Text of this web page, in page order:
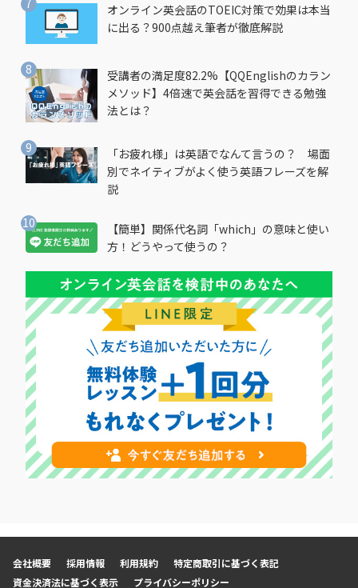
オンライン英会話のTOEIC対策で効果は本当
に出る？900点越え筆者が徹底解説
受講者の満足度82.2%【QQEnglishのカラン
メソッド】4倍速で英会話を習得できる勉強
法とは？
「お疲れ様」は英語でなんて言うの？ 場面
別でネイティブがよく使う英語フレーズを解
説
【簡単】関係代名詞「which」の意味と使い
方！どうやって使うの？
会社概要 採用情報 利用規約
特定商取引に基づく表記
資金決済法に基づく表示
プライバシーポリシー